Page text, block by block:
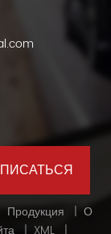
Продукция | О
| XML |